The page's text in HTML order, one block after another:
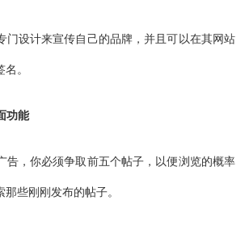
门设计来宣传自己的品牌，并且可以在其网站
。
功能
告，你必须争取前五个帖子，以便浏览的概率
些刚刚发布的帖子。